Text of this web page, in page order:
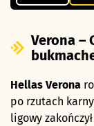
Verona –
Hellas Verona
po rzutach
ligowy